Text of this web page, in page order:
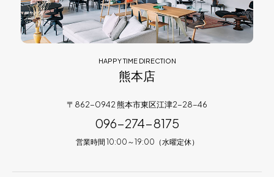
HAPPY TIME DIRECTION
熊本店
〒862-0942 熊本市東区江津2-28-46
096-274-8175
営業時間 10:00～19:00（水曜定休）